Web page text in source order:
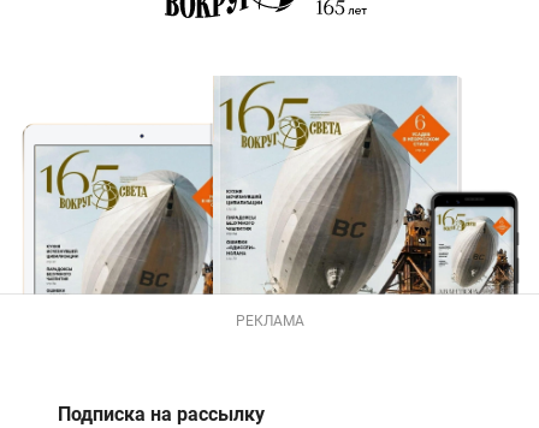
РЕКЛАМА
Подписка на рассылку